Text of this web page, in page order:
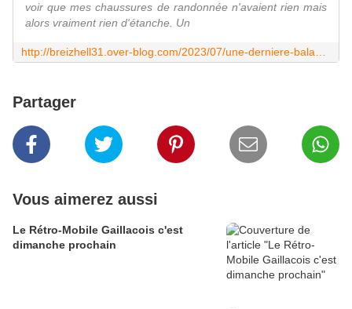
voir que mes chaussures de randonnée n'avaient rien mais
alors vraiment rien d'étanche. Un
Partager
Vous aimerez aussi
Le Rétro-Mobile Gaillacois c'est
dimanche prochain